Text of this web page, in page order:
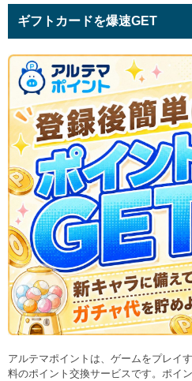
ギフトカードを爆速GET
アルテマポイントは、ゲームをプレイ
料のポイント交換サービスです。ポイ